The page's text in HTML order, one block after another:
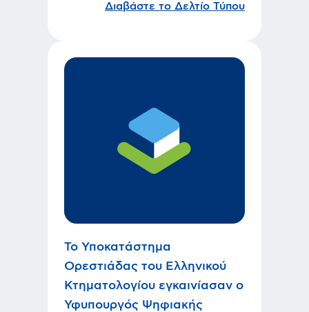
Διαβάστε το Δελτίο Τύπου
Το Υποκατάστημα
Ορεστιάδας του Ελληνικού
Κτηματολογίου εγκαινίασαν ο
Υφυπουργός Ψηφιακής